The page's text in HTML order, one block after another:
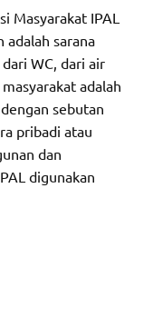
Masyarakat IPAL
adalah sarana
WC, dari air
adalah
sebutan
pribadi atau
dan
digunakan